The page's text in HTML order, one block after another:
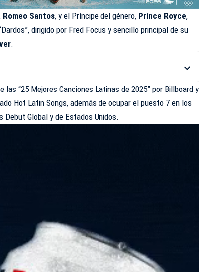
Romeo Santos, y el Príncipe del género, Prince Royce,
, dirigido por Fred Focus y sencillo principal de su
.
las “25 Mejores Canciones Latinas de 2025” por Billboard y
Hot Latin Songs, además de ocupar el puesto 7 en los
Debut Global y de Estados Unidos.